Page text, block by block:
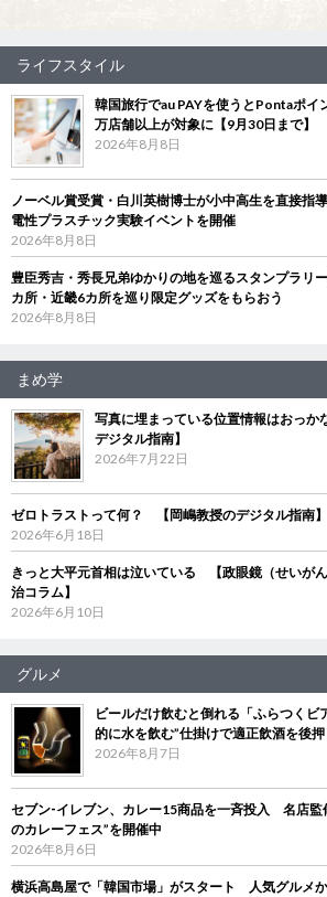
ライフスタイル
韓国旅行でau PAYを使うとPontaポイ
万店舗以上が対象に【9月30日まで】
2026年8月8日
ノーベル賞受賞・白川英樹博士が小中高生を直接
電性プラスチック実験イベントを開催
2026年8月8日
豊臣秀吉・秀長兄弟ゆかりの地を巡るスタンプラ
カ所・近畿6カ所を巡り限定グッズをもらおう
2026年8月8日
まめ学
写真に埋まっている位置情報はおっ
デジタル指南】
2026年7月22日
ゼロトラストって何？ 【岡嶋教授のデジタル指南】
2026年6月18日
きっと大平元首相は泣いている 【政眼鏡（せいが
治コラム】
2026年6月10日
グルメ
ビールだけ飲むと倒れる「ふらつく
的に水を飲む”仕掛けで適正飲酒を後押
2026年8月7日
セブン‐イレブン、カレー15商品を一斉投入 名店監
のカレーフェス”を開催中
2026年8月6日
横浜高島屋で「韓国市場」がスタート 人気グルメ